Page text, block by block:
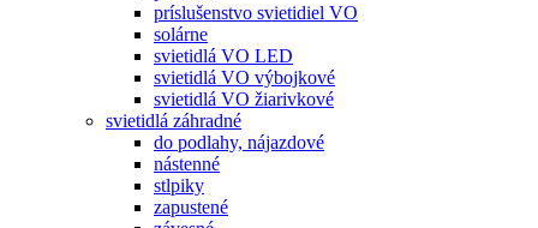
príslušenstvo svietidiel VO
solárne
svietidlá VO LED
svietidlá VO výbojkové
svietidlá VO žiarivkové
svietidlá záhradné
do podlahy, nájazdové
nástenné
stlpiky
zapustené